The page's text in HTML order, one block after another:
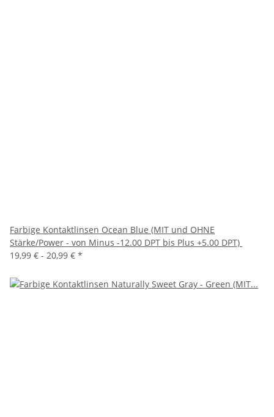
Farbige Kontaktlinsen Ocean Blue (MIT und OHNE
Stärke/Power - von Minus -12.00 DPT bis Plus +5.00 DPT)
19,99 € - 20,99 € *